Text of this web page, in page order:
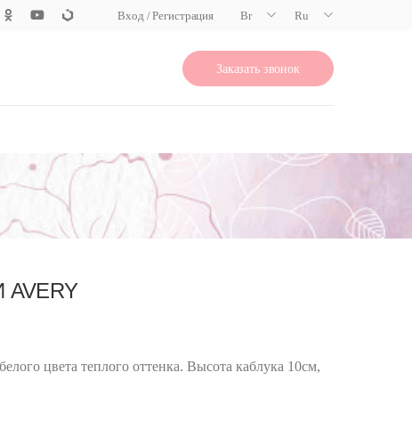
Вход / Регистрация Br Ru
Заказать звонок
цвета теплого оттенка. Высота каблука 10см,